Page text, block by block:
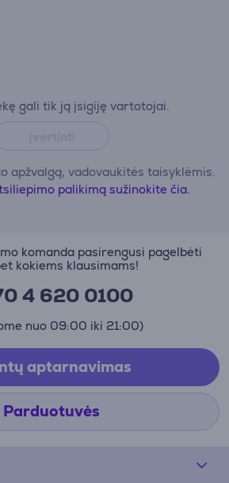
gali tik ją įsigiję vartotojai.
apžvalgą, vadovaukitės taisyklėmis.
palikimą sužinokite čia.
komanda pasirengusi pagelbėti
kokiems klausimams!
4 620 0100
nuo 09:00 iki 21:00)
aptarnavimas
Parduotuvės